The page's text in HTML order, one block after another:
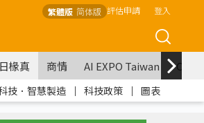
繁體版 简体版 評估申請 登入
椽真 商情 AI EXPO Taiwan
技．智慧製造 ｜ 科技政策 ｜ 圖表